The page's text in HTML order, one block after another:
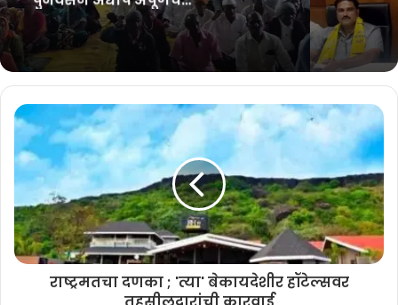
राष्ट्रमतचा दणका ; 'त्या' बेकायदेशीर हॉटेल्सवर